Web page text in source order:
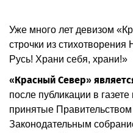
Уже много лет девизом
строчки из
Русь! Храни себя, храни!»
«Красный Север»
после публикации в
принятые
Законодательным